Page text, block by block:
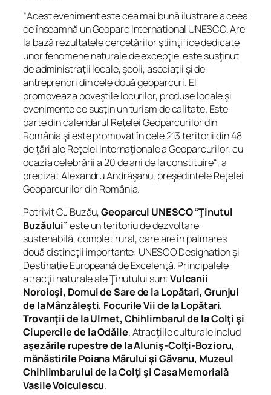
“Acest eveniment este cea mai bună ilustrare a ceea
ce înseamnă un Geoparc International UNESCO. Are
la bază rezultatele cercetărilor ştiinţifice dedicate
unor fenomene naturale de excepţie, este susţinut
de administraţii locale, şcoli, asociaţii şi de
antreprenori din cele două geoparcuri. El
promoveaza poveştile locurilor, produse locale şi
evenimente ce susţin un turism de calitate. Este
parte din calendarul Reţelei Geoparcurilor din
România şi este promovat în cele 213 teritorii din 48
de ţări ale Reţelei Internaţionale a Geoparcurilor, cu
ocazia celebrării a 20 de ani de la constituire“, a
precizat Alexandru Andrăşanu, preşedintele Reţelei
Geoparcurilor din România.
Potrivit CJ Buzău,Geoparcul UNESCO “Ţinutul
Buzăului”este un teritoriu de dezvoltare
sustenabilă, complet rural, care are în palmares
două distincţii importante: UNESCO Designation şi
Destinaţie Europeană de Excelenţă. Principalele
atracţii naturale ale Ţinutului suntVulcanii
Noroioşi, Domul de Sare de la Lopătari, Grunjul
de la Mânzăleşti, Focurile Vii de la Lopătari,
Trovanţii de la Ulmet, Chihlimbarul de la Colţi şi
Ciupercile de la Odăile. Atracţiile culturale includ
aşezările rupestre de la Aluniş-Colţi-Bozioru,
mănăstirile Poiana Mărului şi Găvanu, Muzeul
Chihlimbarului de la Colţi şi Casa Memorială
Vasile Voiculescu.